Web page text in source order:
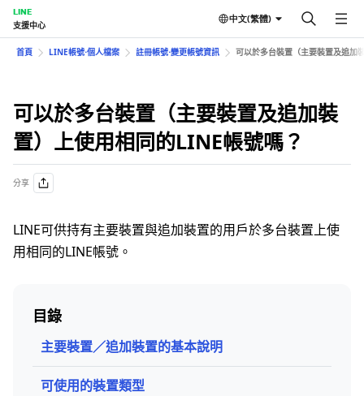
LINE
支援中心
中文(繁體)
首頁 LINE帳號⋅個人檔案 註冊帳號⋅變更帳號資訊 可以於多台裝置（主要裝置及追加
可以於多台裝置（主要裝置及追加裝
置）上使用相同的LINE帳號嗎？
分享
LINE可供持有主要裝置與追加裝置的用戶於多台裝置上使
用相同的LINE帳號。
目錄
主要裝置／追加裝置的基本說明
可使用的裝置類型